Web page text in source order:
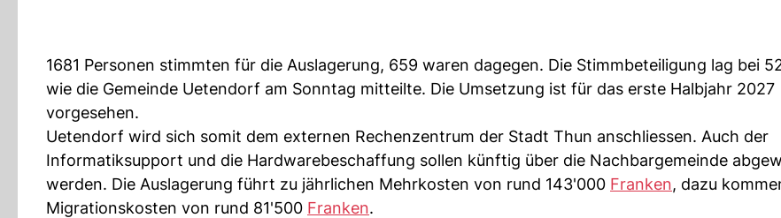
1681 Personen stimmten für die Auslagerung, 659 waren dagegen. Die Stimmbeteiligung lag bei
wie die Gemeinde Uetendorf am Sonntag mitteilte. Die Umsetzung ist für das erste Halbjahr 2027
vorgesehen.
Uetendorf wird sich somit dem externen Rechenzentrum der Stadt Thun anschliessen. Auch der
Informatiksupport und die Hardwarebeschaffung sollen künftig über die Nachbargemeinde
werden. Die Auslagerung führt zu jährlichen Mehrkosten von rund 143'000 Franken, dazu
Migrationskosten von rund 81'500 Franken.